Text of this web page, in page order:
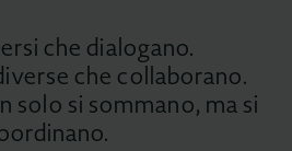
che dialogano.
che collaborano.
solo si sommano, ma si